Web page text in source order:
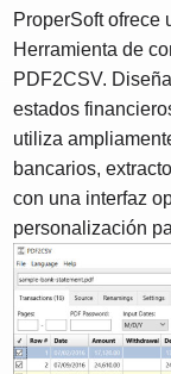
ProperSoft ofrece
Herramienta de
PDF2CSV.
estados
utiliza
bancarios,
con una interfaz
personalización